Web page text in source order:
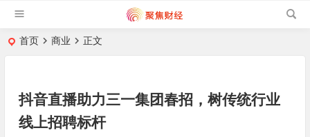
首页 商业 正文
抖音直播助力三一集团春招，树传统行业
线上招聘标杆